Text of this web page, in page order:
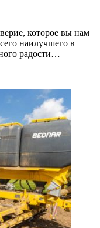
которое вы нам
наилучшего в
радости…